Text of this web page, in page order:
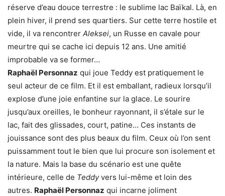
réserve d’eau douce terrestre : le sublime lac Baïkal. Là, en
plein hiver, il prend ses quartiers. Sur cette terre hostile et
vide, il va rencontrer Aleksei, un Russe en cavale pour
meurtre qui se cache ici depuis 12 ans. Une amitié
improbable va se former…
Raphaël Personnaz qui joue Teddy est pratiquement le
seul acteur de ce film. Et il est emballant, radieux lorsqu’il
explose d’une joie enfantine sur la glace. Le sourire
jusqu’aux oreilles, le bonheur rayonnant, il s’étale sur le
lac, fait des glissades, court, patine… Ces instants de
jouissance sont des plus beaux du film. Ceux où l’on sent
puissamment tout le bien que lui procure son isolement et
la nature. Mais la base du scénario est une quête
intérieure, celle de Teddyvers lui-même et loin des
autres. Raphaël Personnaz qui incarne joliment